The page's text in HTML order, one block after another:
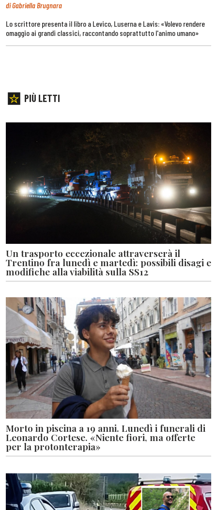
di Gabriella Brugnara
Lo scrittore presenta il libro a Levico, Luserna e Lavis: «Volevo rendere
omaggio ai grandi classici, raccontando soprattutto l'animo umano»
PIÙ LETTI
Un trasporto eccezionale attraverserà il
Trentino fra lunedì e martedì: possibili disagi e
modifiche alla viabilità sulla SS12
Morto in piscina a 19 anni. Lunedì i funerali di
Leonardo Cortese. «Niente fiori, ma offerte
per la protonterapia»